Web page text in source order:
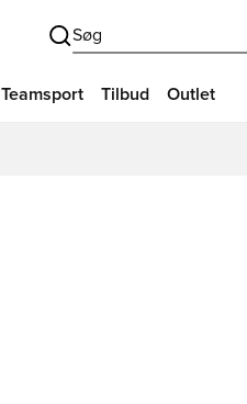
Søg
Teamsport Tilbud Outlet